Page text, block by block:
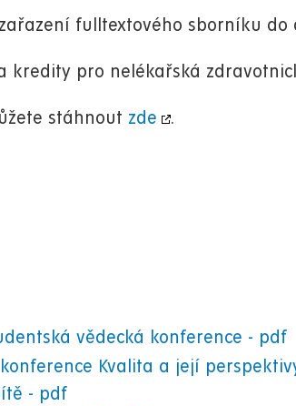
fulltextového sborníku do
kredity pro nelékařská
stáhnout zde .
vědecká konference - pdf
Kvalita a její
- pdf